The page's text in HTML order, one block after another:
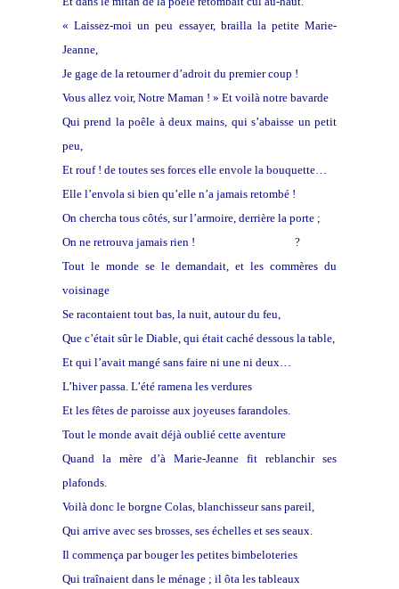
« Laissez-moi un peu essayer, brailla la petite Marie-
Jeanne,
Je gage de la retourner d’adroit du premier coup !
Vous allez voir, Notre Maman ! » Et voilà notre bavarde
Qui prend la poêle à deux mains, qui s’abaisse un petit
peu,
Et rouf ! de toutes ses forces elle envole la bouquette…
Elle l’envola si bien qu’elle n’a jamais retombé !
On chercha tous côtés, sur l’armoire, derrière la porte ;
On ne retrouva jamais rien !
?
Tout le monde se le demandait, et les commères du
voisinage
Se racontaient tout bas, la nuit, autour du feu,
Que c’était sûr le Diable, qui était caché dessous la table,
Et qui l’avait mangé sans faire ni une ni deux…
L’hiver passa. L’été ramena les verdures
Et les fêtes de paroisse aux joyeuses farandoles.
Tout le monde avait déjà oublié cette aventure
Quand la mère d’à Marie-Jeanne fit reblanchir ses
plafonds.
Voilà donc le borgne Colas, blanchisseur sans pareil,
Qui arrive avec ses brosses, ses échelles et ses seaux.
Il commença par bouger les petites bimbeloteries
Qui traînaient dans le ménage ; il ôta les tableaux